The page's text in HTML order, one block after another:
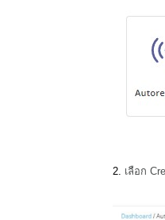
2. เลือก